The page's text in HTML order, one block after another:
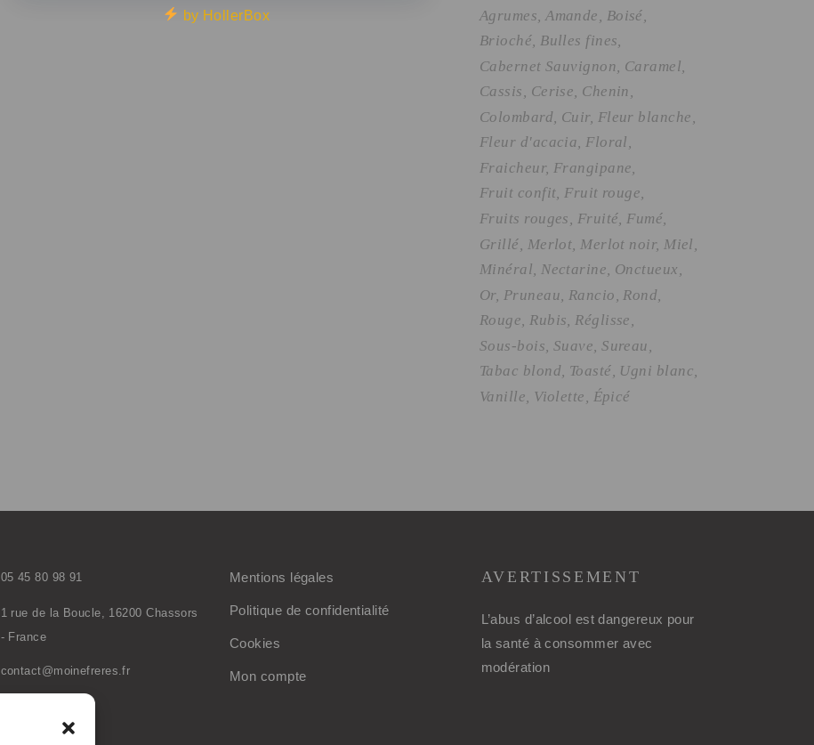
Agrumes Amande
Boisé
Brioché Bulles fines
Cabernet Sauvignon Caramel
Cassis
Cerise Chenin
Colombard Cuir Fleur blanche
Fleur d'acacia Floral
Fraicheur Frangipane
Fruit confit Fruit rouge
Fruits rouges
Fruité Fumé
Grillé
Merlot Merlot noir Miel
Minéral Nectarine Onctueux
Or Pruneau Rancio
Rond
Rouge Rubis Réglisse
Sous-bois Suave Sureau
Tabac blond Toasté Ugni blanc
Vanille Violette Épicé
05 45 80 98 91
1 rue de la Boucle, 16200 Chassors
- France
contact@moinefreres.fr
Mentions légales
Politique de confidentialité
Cookies
Mon compte
AVERTISSEMENT
L’abus d’alcool est dangereux pour
la santé à consommer avec
modération
by HollerBox